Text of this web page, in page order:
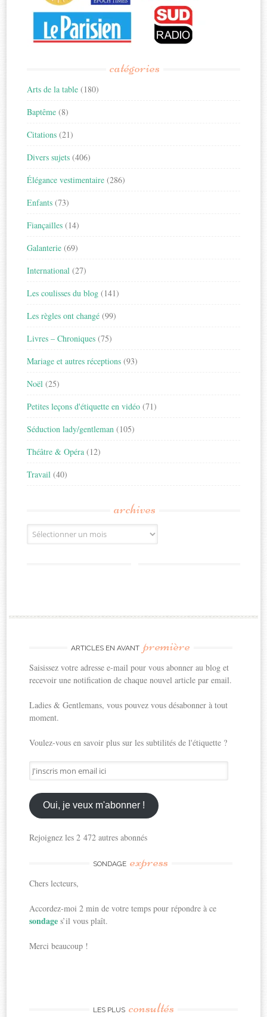
catégories
Arts de la table (180)
Baptême (8)
Citations (21)
Divers sujets (406)
Élégance vestimentaire (286)
Enfants (73)
Fiançailles (14)
Galanterie (69)
International (27)
Les coulisses du blog (141)
Les règles ont changé (99)
Livres – Chroniques (75)
Mariage et autres réceptions (93)
Noël (25)
Petites leçons d'étiquette en vidéo (71)
Séduction lady/gentleman (105)
Théâtre & Opéra (12)
Travail (40)
archives
Archives
ARTICLES EN AVANT première
Saisissez votre adresse e-mail pour vous abonner au blog et
recevoir une notification de chaque nouvel article par email.
Ladies & Gentlemans, vous pouvez vous désabonner à tout
moment.
Voulez-vous en savoir plus sur les subtilités de l'étiquette ?
J'inscris
mon
email
ici
Oui, je veux m'abonner !
Rejoignez les 2 472 autres abonnés
SONDAGE express
Chers lecteurs,
Accordez-moi 2 min de votre temps pour répondre à ce
sondages’il vous plaît.
Merci beaucoup !
LES PLUS consultés